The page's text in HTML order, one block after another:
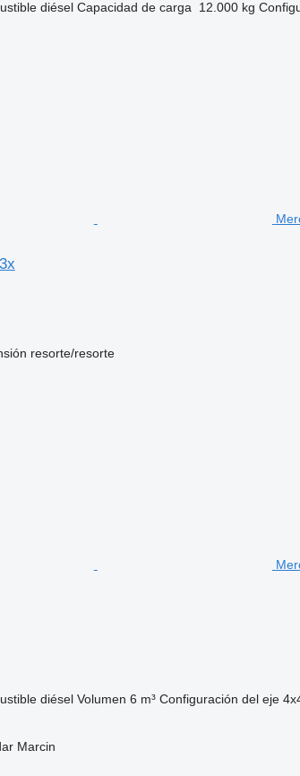
diésel Capacidad de carga 12.000 kg
resorte/resorte
diésel Volumen 6 m³ Configuración del eje
Marcin